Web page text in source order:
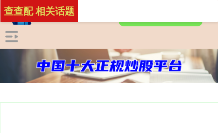
查查配 相关话题